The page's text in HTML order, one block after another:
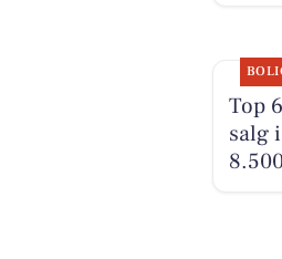
Top
salg